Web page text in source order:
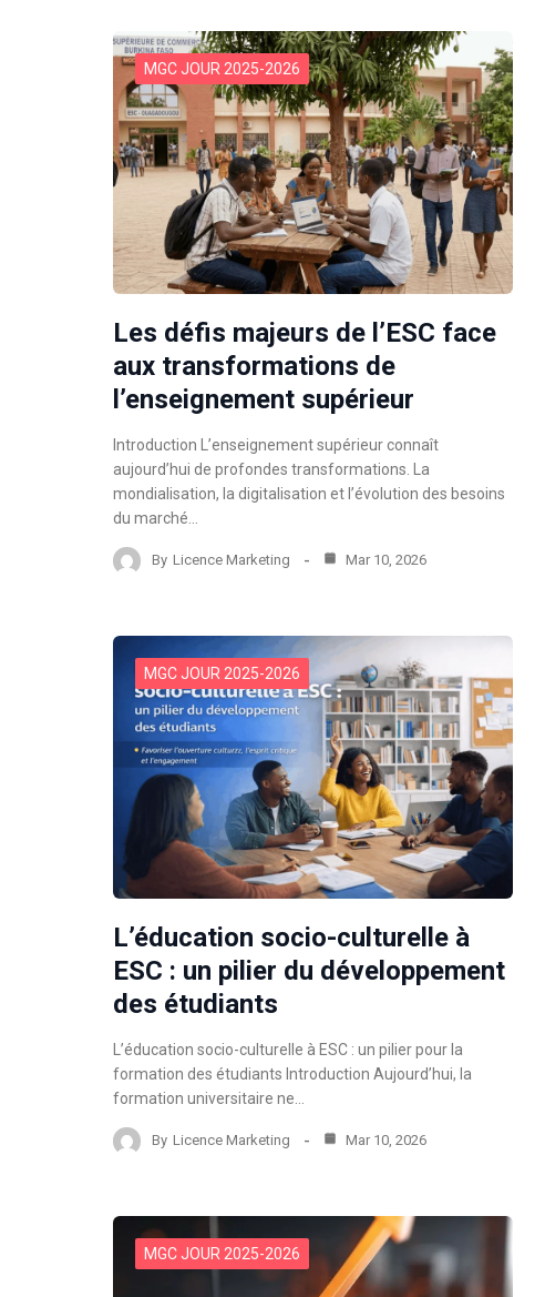
MGC JOUR 2025-2026
Les défis majeurs de l’ESC face
aux transformations de
l’enseignement supérieur
Introduction L’enseignement supérieur connaît
aujourd’hui de profondes transformations. La
mondialisation, la digitalisation et l’évolution des besoins
du marché…
By Licence Marketing Mar 10, 2026
MGC JOUR 2025-2026
L’éducation socio-culturelle à
ESC : un pilier du développement
des étudiants
L’éducation socio-culturelle à ESC : un pilier pour la
formation des étudiants Introduction Aujourd’hui, la
formation universitaire ne…
By Licence Marketing Mar 10, 2026
MGC JOUR 2025-2026